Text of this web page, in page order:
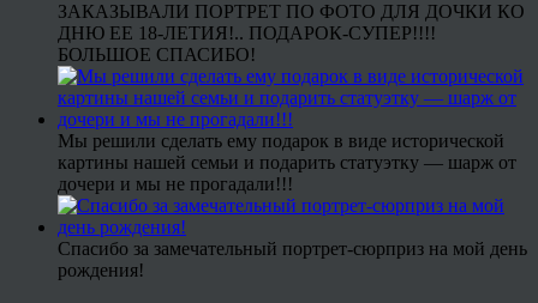
ЗАКАЗЫВАЛИ ПОРТРЕТ ПО ФОТО ДЛЯ ДОЧКИ КО
ДНЮ ЕЕ 18-ЛЕТИЯ!.. ПОДАРОК-СУПЕР!!!!
БОЛЬШОЕ СПАСИБО!
Мы решили сделать ему подарок в виде исторической
картины нашей семьи и подарить статуэтку — шарж от
дочери и мы не прогадали!!!
Спасибо за замечательный портрет-сюрприз на мой день
рождения!